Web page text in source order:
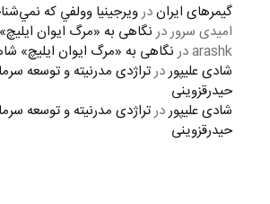
گیمرهای ایراندرويرجينيا وولفي كه
امیدی سروردرنگاهی به «مرگ ايوان
arashkدرنگاهی به «مرگ ايوان ايليچ»
شادی علیپوردرتراژدی مدرنیته و توسعه
حیدرقزوینی
شادی علیپوردرتراژدی مدرنیته و توسعه
حیدرقزوینی